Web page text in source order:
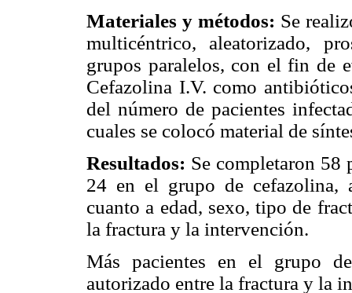
Materiales y métodos: Se
multicéntrico, aleatorizado,
grupos paralelos, con el fin de
Cefazolina I.V. como
del número de pacientes
cuales se colocó material de
Resultados: Se completaron 58
24 en el grupo de cefazolina,
cuanto a edad, sexo, tipo de
la fractura y la intervención.
Más pacientes en el grupo
autorizado entre la fractura y la